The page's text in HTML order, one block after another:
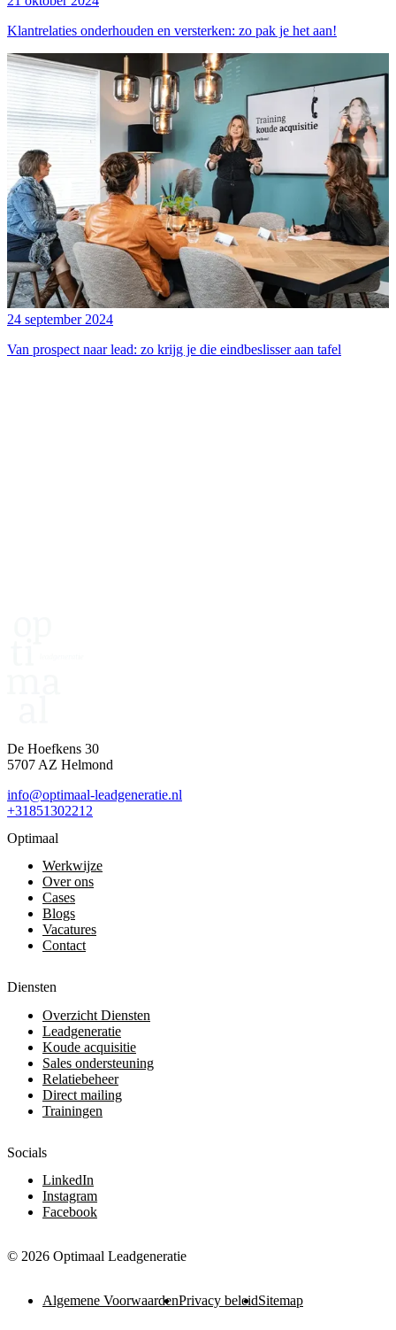
Klantrelaties onderhouden en versterken: zo pak je het aan!
24 september 2024
Van prospect naar lead: zo krijg je die eindbeslisser aan tafel
De Hoefkens 30
5707 AZ Helmond
info@optimaal-leadgeneratie.nl
+31851302212
Optimaal
Werkwijze
Over ons
Cases
Blogs
Vacatures
Contact
Diensten
Overzicht Diensten
Leadgeneratie
Koude acquisitie
Sales ondersteuning
Relatiebeheer
Direct mailing
Trainingen
Socials
LinkedIn
Instagram
Facebook
© 2026 Optimaal Leadgeneratie
Algemene VoorwaardenPrivacy beleidSitemap